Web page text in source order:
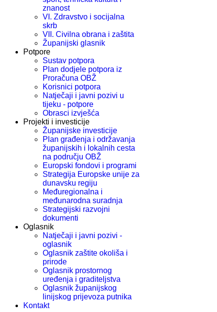
znanost
VI. Zdravstvo i socijalna
skrb
VII. Civilna obrana i zaštita
Županijski glasnik
Potpore
Sustav potpora
Plan dodjele potpora iz
Proračuna OBŽ
Korisnici potpora
Natječaji i javni pozivi u
tijeku - potpore
Obrasci izvješća
Projekti i investicije
Županijske investicije
Plan građenja i održavanja
županijskih i lokalnih cesta
na području OBŽ
Europski fondovi i programi
Strategija Europske unije za
dunavsku regiju
Međuregionalna i
međunarodna suradnja
Strategijski razvojni
dokumenti
Oglasnik
Natječaji i javni pozivi -
oglasnik
Oglasnik zaštite okoliša i
prirode
Oglasnik prostornog
uređenja i graditeljstva
Oglasnik županijskog
linijskog prijevoza putnika
Kontakt